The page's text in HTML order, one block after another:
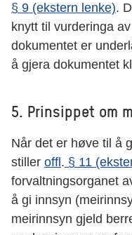
§ 9 (ekstern lenke).
knytt til vurderinga
dokumentet er
å gjera dokumentet
5. Prinsippet om
Når det er høve til å
stiller offl . § 11
forvaltningsorganet
å gi innsyn
meirinnsyn gjeld